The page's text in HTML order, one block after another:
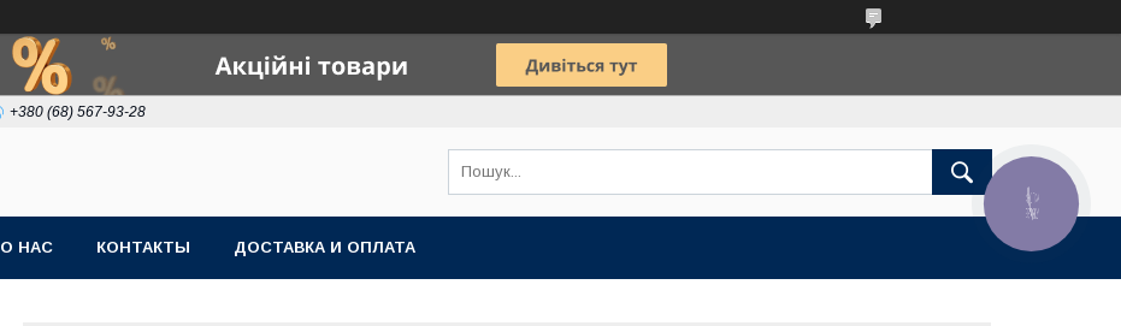
+380 (68) 567-93-28
О НАС КОНТАКТЫ ДОСТАВКА И ОПЛАТА
КНОПКА
ЗВ'ЯЗКУ